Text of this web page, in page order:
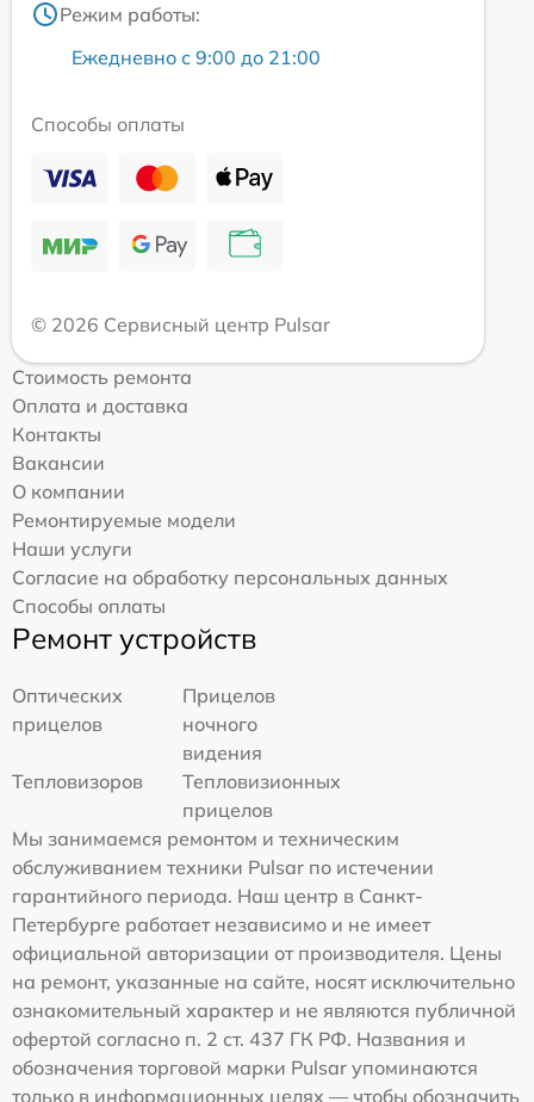
Режим работы:
Ежедневно с 9:00 до 21:00
Способы оплаты
© 2026 Сервисный центр Pulsar
Стоимость ремонта
Оплата и доставка
Контакты
Вакансии
О компании
Ремонтируемые модели
Наши услуги
Согласие на обработку персональных данных
Способы оплаты
Ремонт устройств
Оптических
прицелов
Прицелов
ночного
видения
Тепловизоров
Тепловизионных
прицелов
Мы занимаемся ремонтом и техническим
обслуживанием техники Pulsar по истечении
гарантийного периода. Наш центр в Санкт-
Петербурге работает независимо и не имеет
официальной авторизации от производителя. Цены
на ремонт, указанные на сайте, носят исключительно
ознакомительный характер и не являются публичной
офертой согласно п. 2 ст. 437 ГК РФ. Названия и
обозначения торговой марки Pulsar упоминаются
только в информационных целях — чтобы обозначить